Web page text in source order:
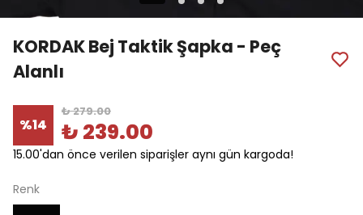
KORDAK Bej Taktik Şapka - Peç
Alanlı
%14
₺ 279.00
₺ 239.00
15.00'dan önce verilen siparişler aynı gün kargoda!
Renk